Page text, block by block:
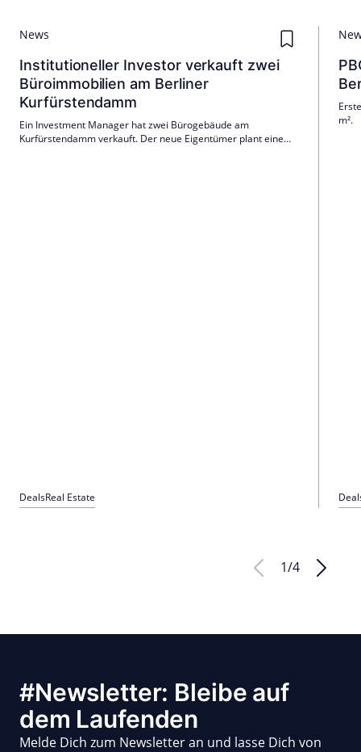
News
Institutioneller Investor verkauft zwei
Büroimmobilien am Berliner
Kurfürstendamm
Ein Investment Manager hat zwei Bürogebäude am
Kurfürstendamm verkauft. Der neue Eigentümer plant eine
DealsReal Estate
m².
1/4
#Newsletter: Bleibe auf
dem Laufenden
Melde Dich zum Newsletter an und lasse Dich von